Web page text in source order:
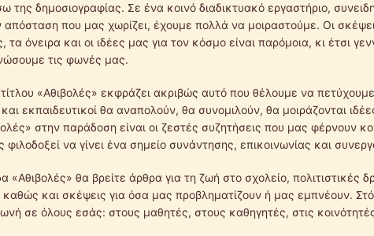
της δημοσιογραφίας. Σε ένα κοινό διαδικτυακό εργαστήριο,
που μας χωρίζει, έχουμε πολλά να μοιραστούμε. Οι
τα όνειρα και οι ιδέες μας για τον κόσμο είναι παρόμοια, κι έτσι
τις φωνές μας.
«Αθιβολές» εκφράζει ακριβώς αυτό που θέλουμε να
εκπαιδευτικοί θα αναπολούν, θα συνομιλούν, θα μοιράζονται
στην παράδοση είναι οι ζεστές συζητήσεις που μας φέρνουν
να γίνει ένα σημείο συνάντησης, επικοινωνίας και
«Αθιβολές» θα βρείτε άρθρα για τη ζωή στο σχολείο, πολιτιστικές
καθώς και σκέψεις για όσα μας προβληματίζουν ή μας εμπνέουν.
σε όλους εσάς: στους μαθητές, στους καθηγητές, στις